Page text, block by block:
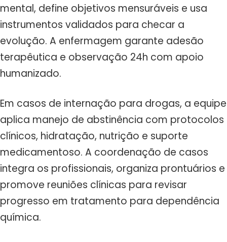
mental, define objetivos mensuráveis e usa
instrumentos validados para checar a
evolução. A enfermagem garante adesão
terapêutica e observação 24h com apoio
humanizado.
Em casos de internação para drogas, a equipe
aplica manejo de abstinência com protocolos
clínicos, hidratação, nutrição e suporte
medicamentoso. A coordenação de casos
integra os profissionais, organiza prontuários e
promove reuniões clínicas para revisar
progresso em tratamento para dependência
química.